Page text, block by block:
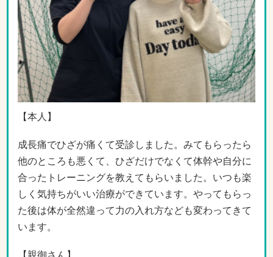
【本人】
成長痛でひざが痛くて受診しました。みてもらったら
他のところも悪くて、ひざだけでなくて体幹や自分に
合ったトレーニングを教えてもらいました。いつも楽
しく気持ちがいい治療ができています。やってもらっ
た後は体が全然違って力の入れ方なども変わってきて
います。
【親御さん】